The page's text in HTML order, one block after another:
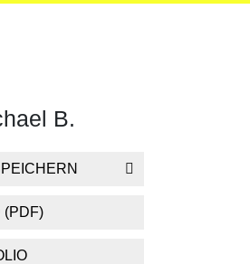
B.
(PDF)